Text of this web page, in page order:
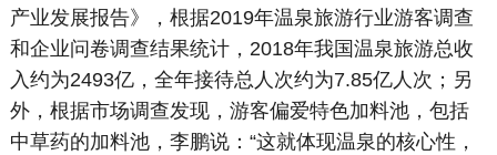
产业发展报告》，根据2019年温泉旅游行业游客调查
和企业问卷调查结果统计，2018年我国温泉旅游总收
入约为2493亿，全年接待总人次约为7.85亿人次；另
外，根据市场调查发现，游客偏爱特色加料池，包括
中草药的加料池，李鹏说：“这就体现温泉的核心性，